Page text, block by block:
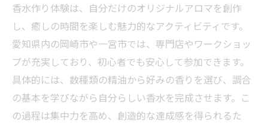
香り選びが日々のストレス解消に役立つ理
由
カップルや友人と体験するアロマの休日
アロマトリートメントで特別な休日を演出
リフレッシュアロママッサージをみんなで
満喫
香水作り体験は、自分だけのオリジナルアロマを創作
し、癒しの時間を楽しむ魅力的なアクティビティです。
愛知県内の岡崎市や一宮市では、専門店やワークショッ
プが充実しており、初心者でも安心して参加できます。
具体的には、数種類の精油から好みの香りを選び、調合
の基本を学びながら自分らしい香水を完成させます。こ
の過程は集中力を高め、創造的な達成感を得られるた